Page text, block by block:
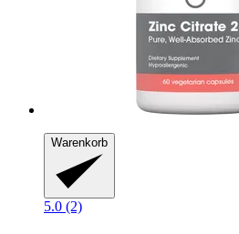
Warenkorb
5.0 (2)